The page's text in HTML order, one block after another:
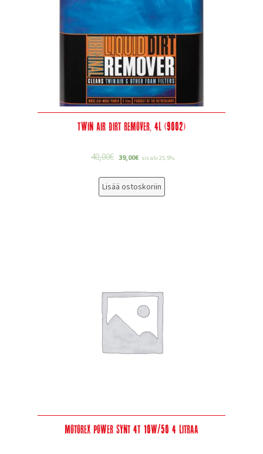
Twin Air Dirt Remover, 4L (9002)
40,00€ 39,00€ sis alv 25.5%
Lisää ostoskoriin
Motorex Power Synt 4T 10W/50 4 Litraa